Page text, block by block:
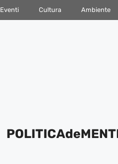
Eventi Cultura Ambiente